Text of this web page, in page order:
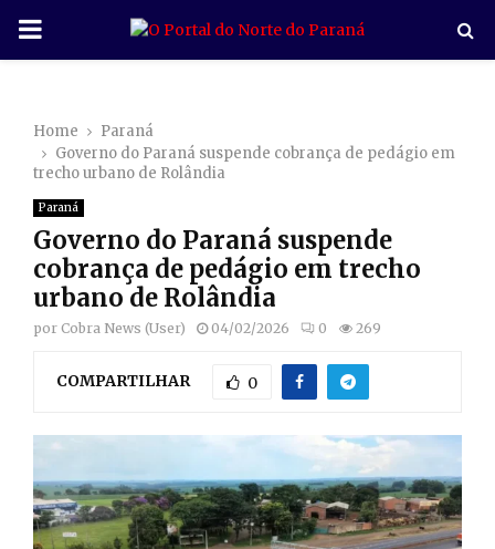
P
M
A
R
E
Home
Paraná
Governo do Paraná suspende cobrança de pedágio em
trecho urbano de Rolândia
Paraná
Governo do Paraná suspende
cobrança de pedágio em trecho
urbano de Rolândia
por Cobra News (User) 04/02/2026 0 269
COMPARTILHAR 0